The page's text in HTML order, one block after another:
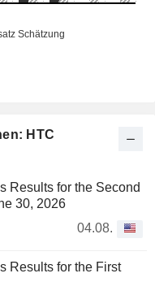
HTC
Results for the Second
30, 2026
04.08.
Results for the First